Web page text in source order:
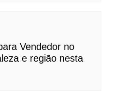
Vendedor no
e região nesta